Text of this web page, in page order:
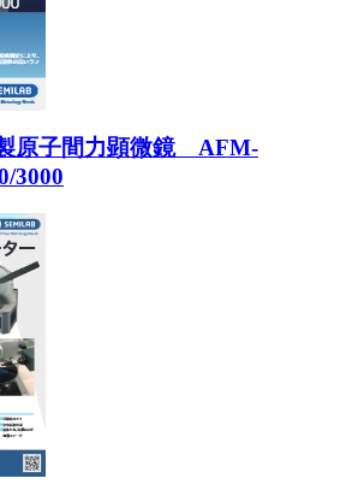
原子間力顕微鏡 AFM-
3000